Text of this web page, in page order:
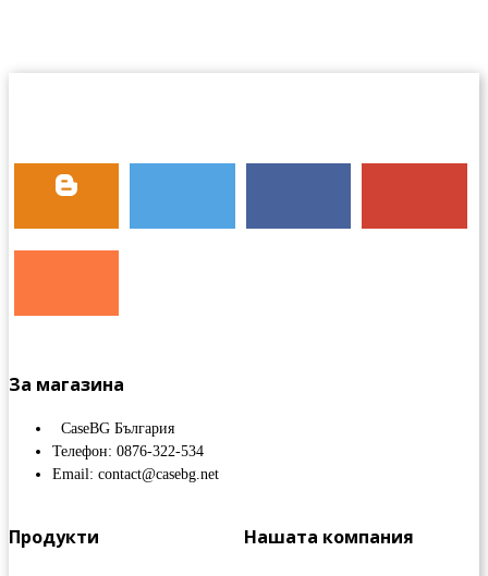
За магазина
CaseBG България
Телефон: 0876-322-534
Email: contact@casebg.net
Продукти Нашата компания